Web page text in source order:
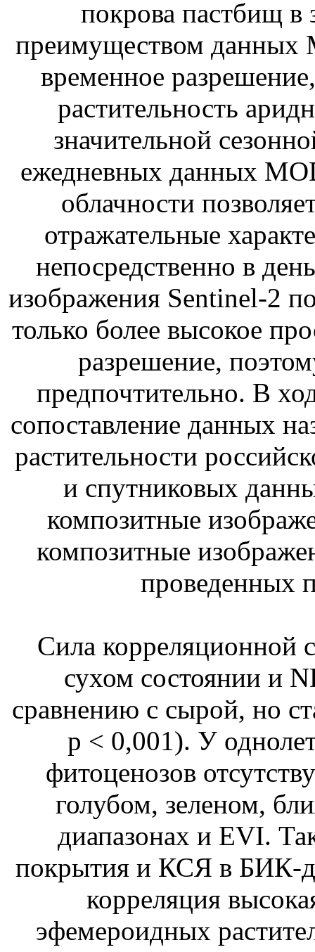
покрова пастбищ в
преимуществом данных
временное
растительность
значительной
ежедневных данных
облачности
отражательные
непосредственно в
изображения Sentinel-2
только более высокое
разрешение,
предпочтительно. В
сопоставление данных
растительности
и спутниковых
композитные
композитные
проведенных
Сила корреляционной
сухом состоянии и
сравнению с сырой, но
p < 0,001). У
фитоценозов
голубом, зеленом,
диапазонах и EVI.
покрытия и КСЯ в БИК-
корреляция
эфемероидных